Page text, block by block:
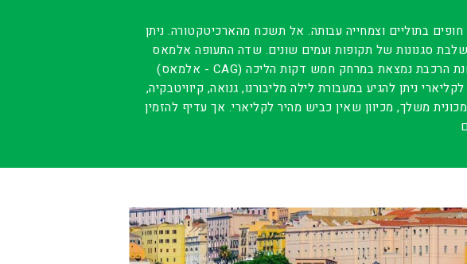
בתוליים וצמחייה עבותה. אל תשכח מהארכיטקטורה. ניתן
סגנונות של תקופות ועמים שונים. שדה התעופה אלמאס
(אלמאס - CAG) ממוקם בדרום סרדיניה, בסמוך לעיר קליארי. זהו שדה התעופה הגדול ביותר בסרדיניה. תחנת הרכבת נמצאת במרחק חמש דקות הליכה
למרכז העיר, במרחק של 15 דקות הליכה משם. לקליארי ניתן להגיע במעבורת לילה מליבורנו, גנואה, קיוויטבקיה,
משלך, מכיוון שאין כביש מהיר לקליארי. אך עדיף להזמין